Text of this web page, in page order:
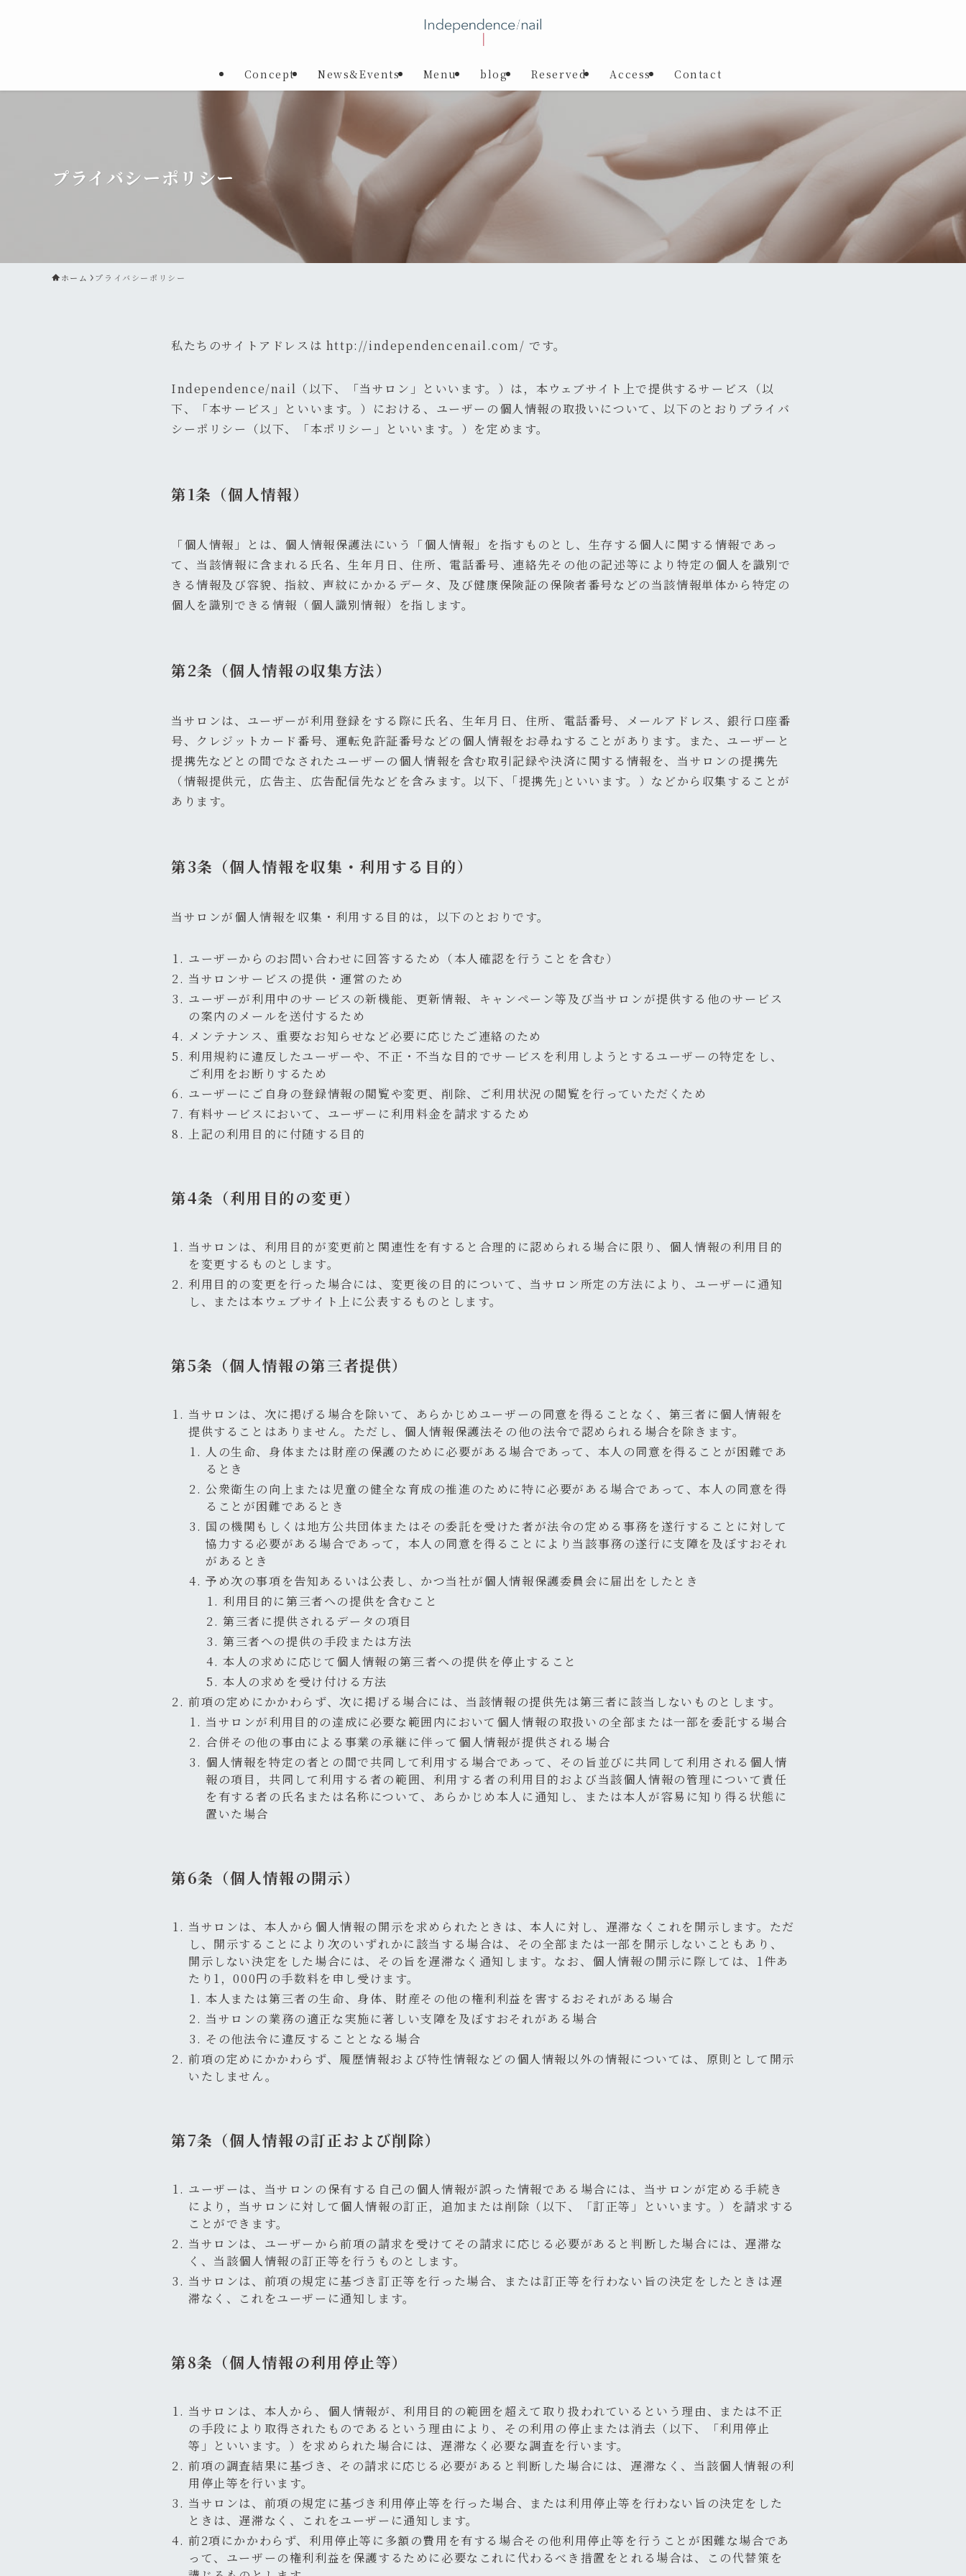
Concept News&Events Menu blog Reserved Access Contact
プライバシーポリシー
ホーム プライバシーポリシー
私たちのサイトアドレスは http://independencenail.com/ です。
Independence/nail（以下、「当サロン」といいます。）は，本ウェブサイト上で提供するサービス（以
下、「本サービス」といいます。）における、ユーザーの個人情報の取扱いについて、以下のとおりプライバ
シーポリシー（以下、「本ポリシー」といいます。）を定めます。
第1条（個人情報）
「個人情報」とは、個人情報保護法にいう「個人情報」を指すものとし、生存する個人に関する情報であっ
て、当該情報に含まれる氏名、生年月日、住所、電話番号、連絡先その他の記述等により特定の個人を識別で
きる情報及び容貌、指紋、声紋にかかるデータ、及び健康保険証の保険者番号などの当該情報単体から特定の
個人を識別できる情報（個人識別情報）を指します。
第2条（個人情報の収集方法）
当サロンは、ユーザーが利用登録をする際に氏名、生年月日、住所、電話番号、メールアドレス、銀行口座番
号、クレジットカード番号、運転免許証番号などの個人情報をお尋ねすることがあります。また、ユーザーと
提携先などとの間でなされたユーザーの個人情報を含む取引記録や決済に関する情報を、当サロンの提携先
（情報提供元，広告主、広告配信先などを含みます。以下、｢提携先｣といいます。）などから収集することが
あります。
第3条（個人情報を収集・利用する目的）
当サロンが個人情報を収集・利用する目的は，以下のとおりです。
ユーザーからのお問い合わせに回答するため（本人確認を行うことを含む）
当サロンサービスの提供・運営のため
ユーザーが利用中のサービスの新機能、更新情報、キャンペーン等及び当サロンが提供する他のサービス
の案内のメールを送付するため
メンテナンス、重要なお知らせなど必要に応じたご連絡のため
利用規約に違反したユーザーや、不正・不当な目的でサービスを利用しようとするユーザーの特定をし、
ご利用をお断りするため
ユーザーにご自身の登録情報の閲覧や変更、削除、ご利用状況の閲覧を行っていただくため
有料サービスにおいて、ユーザーに利用料金を請求するため
上記の利用目的に付随する目的
第4条（利用目的の変更）
当サロンは、利用目的が変更前と関連性を有すると合理的に認められる場合に限り、個人情報の利用目的
を変更するものとします。
利用目的の変更を行った場合には、変更後の目的について、当サロン所定の方法により、ユーザーに通知
し、または本ウェブサイト上に公表するものとします。
第5条（個人情報の第三者提供）
当サロンは、次に掲げる場合を除いて、あらかじめユーザーの同意を得ることなく、第三者に個人情報を
提供することはありません。ただし、個人情報保護法その他の法令で認められる場合を除きます。
人の生命、身体または財産の保護のために必要がある場合であって、本人の同意を得ることが困難であ
るとき
公衆衛生の向上または児童の健全な育成の推進のために特に必要がある場合であって、本人の同意を得
ることが困難であるとき
国の機関もしくは地方公共団体またはその委託を受けた者が法令の定める事務を遂行することに対して
協力する必要がある場合であって，本人の同意を得ることにより当該事務の遂行に支障を及ぼすおそれ
があるとき
予め次の事項を告知あるいは公表し、かつ当社が個人情報保護委員会に届出をしたとき
利用目的に第三者への提供を含むこと
第三者に提供されるデータの項目
第三者への提供の手段または方法
本人の求めに応じて個人情報の第三者への提供を停止すること
本人の求めを受け付ける方法
前項の定めにかかわらず、次に掲げる場合には、当該情報の提供先は第三者に該当しないものとします。
当サロンが利用目的の達成に必要な範囲内において個人情報の取扱いの全部または一部を委託する場合
合併その他の事由による事業の承継に伴って個人情報が提供される場合
個人情報を特定の者との間で共同して利用する場合であって、その旨並びに共同して利用される個人情
報の項目，共同して利用する者の範囲、利用する者の利用目的および当該個人情報の管理について責任
を有する者の氏名または名称について、あらかじめ本人に通知し、または本人が容易に知り得る状態に
置いた場合
第6条（個人情報の開示）
当サロンは、本人から個人情報の開示を求められたときは、本人に対し、遅滞なくこれを開示します。ただ
し、開示することにより次のいずれかに該当する場合は、その全部または一部を開示しないこともあり、
開示しない決定をした場合には、その旨を遅滞なく通知します。なお、個人情報の開示に際しては、1件あ
たり1，000円の手数料を申し受けます。
本人または第三者の生命、身体、財産その他の権利利益を害するおそれがある場合
当サロンの業務の適正な実施に著しい支障を及ぼすおそれがある場合
その他法令に違反することとなる場合
前項の定めにかかわらず、履歴情報および特性情報などの個人情報以外の情報については、原則として開示
いたしません。
第7条（個人情報の訂正および削除）
ユーザーは、当サロンの保有する自己の個人情報が誤った情報である場合には、当サロンが定める手続き
により，当サロンに対して個人情報の訂正，追加または削除（以下、「訂正等」といいます。）を請求する
ことができます。
当サロンは、ユーザーから前項の請求を受けてその請求に応じる必要があると判断した場合には、遅滞な
く、当該個人情報の訂正等を行うものとします。
当サロンは、前項の規定に基づき訂正等を行った場合、または訂正等を行わない旨の決定をしたときは遅
滞なく、これをユーザーに通知します。
第8条（個人情報の利用停止等）
当サロンは、本人から、個人情報が、利用目的の範囲を超えて取り扱われているという理由、または不正
の手段により取得されたものであるという理由により、その利用の停止または消去（以下、「利用停止
等」といいます。）を求められた場合には、遅滞なく必要な調査を行います。
前項の調査結果に基づき、その請求に応じる必要があると判断した場合には、遅滞なく、当該個人情報の利
用停止等を行います。
当サロンは、前項の規定に基づき利用停止等を行った場合、または利用停止等を行わない旨の決定をした
ときは、遅滞なく、これをユーザーに通知します。
前2項にかかわらず、利用停止等に多額の費用を有する場合その他利用停止等を行うことが困難な場合であ
って、ユーザーの権利利益を保護するために必要なこれに代わるべき措置をとれる場合は、この代替策を